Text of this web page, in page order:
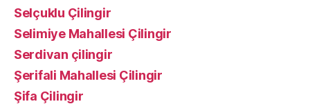
Selçuklu Çilingir
Selimiye Mahallesi Çilingir
Serdivan çilingir
Şerifali Mahallesi Çilingir
Şifa Çilingir